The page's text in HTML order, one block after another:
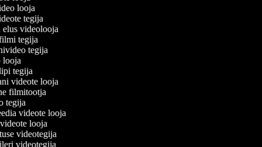
looja
tegija
elus videolooja
tegija
tegija
looja
tegija
videote looja
filmitootja
tegija
videote looja
looja
videotegija
videotegija